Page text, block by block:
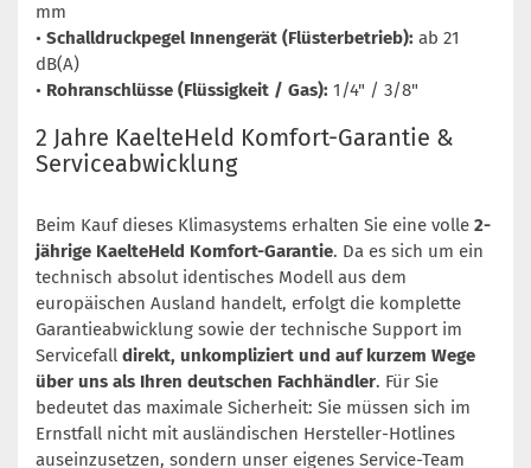
mm
• Schalldruckpegel Innengerät (Flüsterbetrieb): ab 21
dB(A)
• Rohranschlüsse (Flüssigkeit / Gas): 1/4" / 3/8"
2 Jahre KaelteHeld Komfort-Garantie &
Serviceabwicklung
Beim Kauf dieses Klimasystems erhalten Sie eine volle 2-
jährige KaelteHeld Komfort-Garantie. Da es sich um ein
technisch absolut identisches Modell aus dem
europäischen Ausland handelt, erfolgt die komplette
Garantieabwicklung sowie der technische Support im
Servicefall direkt, unkompliziert und auf kurzem Wege
über uns als Ihren deutschen Fachhändler. Für Sie
bedeutet das maximale Sicherheit: Sie müssen sich im
Ernstfall nicht mit ausländischen Hersteller-Hotlines
auseinzusetzen, sondern unser eigenes Service-Team